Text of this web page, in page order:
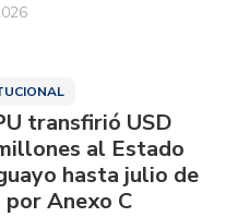
transfirió USD
al Estado
hasta julio de
por Anexo C